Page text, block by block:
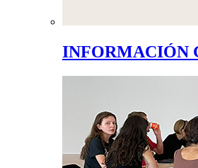
INFORMACIÓN